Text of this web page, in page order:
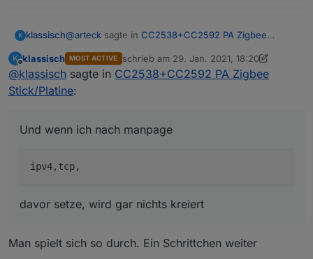
K klassisch@arteck sagte in CC2538+CC2592 PA Zigbee
@klassischsollte dann gehen
netstat -tanp
davor setze, wird gar nichts kreiert
Linux, always my pleasure
K
Offline
klassisch MOST ACTIVE schrieb am 29. Jan. 2021, 18:20
zuletzt editiert von klassisch
@klassisch sagte in CC2538+CC2592 PA Zigbee
Stick/Platine:
Und wenn ich nach manpage
davor setze, wird gar nichts kreiert
Man spielt sich so durch. Ein Schrittchen weiter